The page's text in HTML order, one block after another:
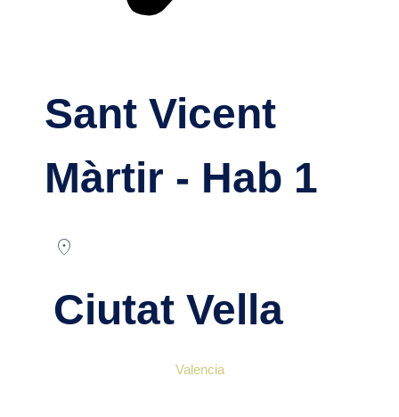
Sant Vicent
Màrtir - Hab 1
location_on
Ciutat Vella
Valencia